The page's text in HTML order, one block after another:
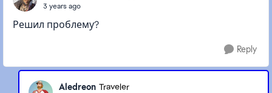
3 years ago
Решил проблему?
Reply
Aledreon Traveler